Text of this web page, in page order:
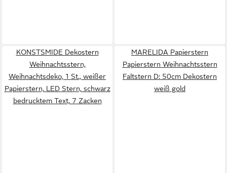
KONSTSMIDE Dekostern
Weihnachtsstern,
Weihnachtsdeko, 1 St., weißer
Papierstern, LED Stern, schwarz
bedrucktem Text, 7 Zacken
MARELIDA Papierstern
Papierstern Weihnachtsstern
Faltstern D: 50cm Dekostern
weiß gold